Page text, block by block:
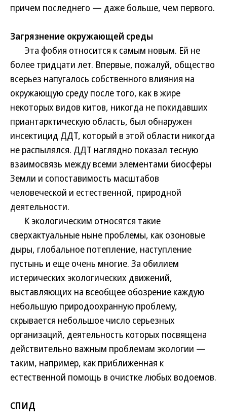
причем последнего — даже больше, чем первого.
Загрязнение окружающей среды
Эта фобия относится к самым новым. Ей не
более тридцати лет. Впервые, пожалуй, общество
всерьез напугалось собственного влияния на
окружающую среду после того, как в жире
некоторых видов китов, никогда не покидавших
приантарктическую область, был обнаружен
инсектицид ДДТ, который в этой области никогда
не распылялся. ДДТ наглядно показал тесную
взаимосвязь между всеми элементами биосферы
Земли и сопоставимость масштабов
человеческой и естественной, природной
деятельности.
К экологическим относятся такие
сверхактуальные ныне проблемы, как озоновые
дыры, глобальное потепление, наступление
пустынь и еще очень многие. За обилием
истерических экологических движений,
выставляющих на всеобщее обозрение каждую
небольшую природоохранную проблему,
скрывается небольшое число серьезных
организаций, деятельность которых посвящена
действительно важным проблемам экологии —
таким, например, как приближенная к
естественной помощь в очистке любых водоемов.
СПИД